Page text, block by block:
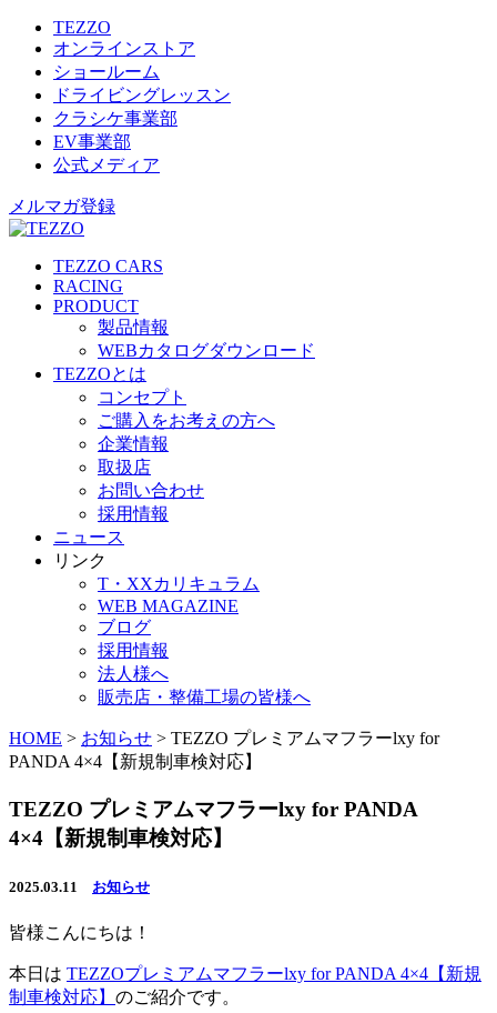
TEZZO
オンラインストア
ショールーム
ドライビングレッスン
クラシケ事業部
EV事業部
公式メディア
メルマガ登録
TEZZO CARS
RACING
PRODUCT
製品情報
WEBカタログダウンロード
TEZZOとは
コンセプト
ご購入をお考えの方へ
企業情報
取扱店
お問い合わせ
採用情報
ニュース
リンク
T・XXカリキュラム
WEB MAGAZINE
ブログ
採用情報
法人様へ
販売店・整備工場の皆様へ
HOME > お知らせ > TEZZO プレミアムマフラーlxy for
PANDA 4×4【新規制車検対応】
TEZZO プレミアムマフラーlxy for PANDA
4×4【新規制車検対応】
2025.03.11 お知らせ
皆様こんにちは！
本日は TEZZOプレミアムマフラーlxy for PANDA 4×4【新規
制車検対応】 のご紹介です。